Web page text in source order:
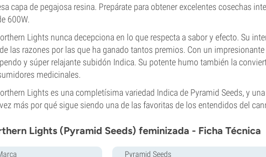
capa de pegajosa resina. Prepárate para obtener excelentes cosechas
600W.
Lights nunca decepciona en lo que respecta a sabor y efecto. Su
las razones por las que ha ganado tantos premios. Con un impresionante
y súper relajante subidón Indica. Su potente humo también la
medicinales.
Lights es una completísima variedad Indica de Pyramid Seeds, y
más por qué sigue siendo una de las favoritas de los entendidos del
Lights (Pyramid Seeds) feminizada - Ficha Técnica
Pyramid Seeds